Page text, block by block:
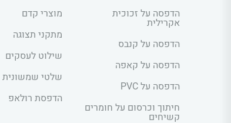
הדפסה על זכוכית
אקרילית
הדפסה על קנבס
הדפסה על קאפה
הדפסה על PVC
חיתוך וכרסום על חומרים
קשיחים
מוצרי קדם
מתקני תצוגה
שילוט לעסקים
שלטי שמשונית
הדפסת רולאפ